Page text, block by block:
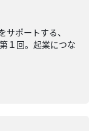
ポートする、
１回。起業につな